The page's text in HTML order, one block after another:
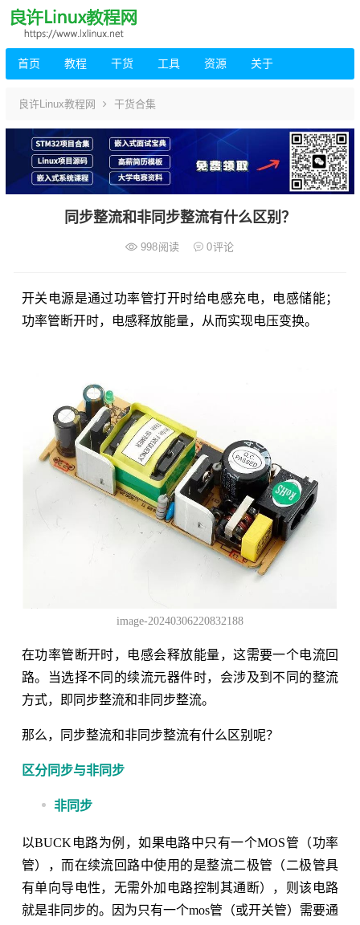
首页 教程 干货 工具 资源 关于
良许Linux教程网 干货合集
同步整流和非同步整流有什么区别？
998阅读 0评论
开关电源是通过功率管打开时给电感充电，电感储能；
功率管断开时，电感释放能量，从而实现电压变换。
image-20240306220832188
在功率管断开时，电感会释放能量，这需要一个电流回
路。当选择不同的续流元器件时，会涉及到不同的整流
方式，即同步整流和非同步整流。
那么，同步整流和非同步整流有什么区别呢？
区分同步与非同步
非同步
以BUCK电路为例，如果电路中只有一个MOS管（功率
管），而在续流回路中使用的是整流二极管（二极管具
有单向导电性，无需外加电路控制其通断），则该电路
就是非同步的。因为只有一个mos管（或开关管）需要通